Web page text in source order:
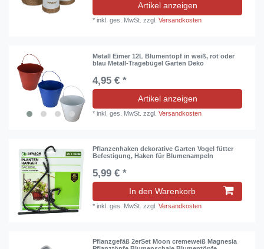
Artikel anzeigen
*inkl. ges. MwSt. zzgl.Versandkosten
Metall Eimer 12L Blumentopf in weiß, rot oder
blau Metall-Tragebügel Garten Deko
4,95 € *
Artikel anzeigen
*inkl. ges. MwSt. zzgl.Versandkosten
Pflanzenhaken dekorative Garten Vogel fütter
Befestigung, Haken für Blumenampeln
5,99 € *
In den Warenkorb
*inkl. ges. MwSt. zzgl.Versandkosten
Pflanzgefäß 2erSet Moon cremeweiß Magnesia